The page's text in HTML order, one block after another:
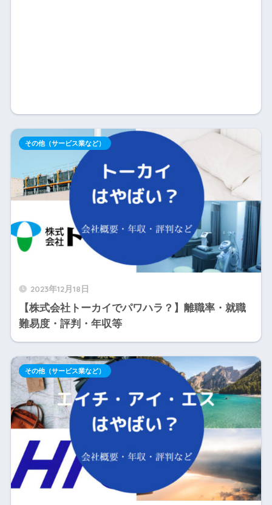
2023年12月18日
【株式会社トーカイでパワハラ？】離職率・就職
難易度・評判・年収等
その他（サービス業など）
その他（サービス業など）